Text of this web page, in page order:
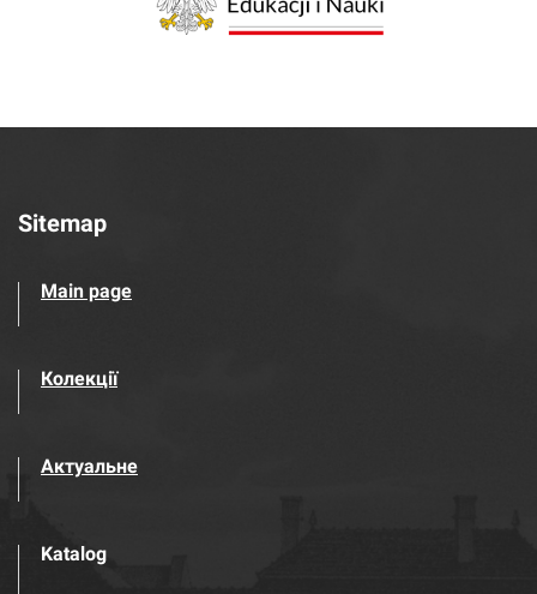
Sitemap
Main page
Колекції
Актуальне
Katalog